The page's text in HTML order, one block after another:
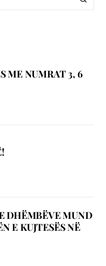
ME NUMRAT 3, 6
DHËMBËVE MUND
E KUJTESËS NË